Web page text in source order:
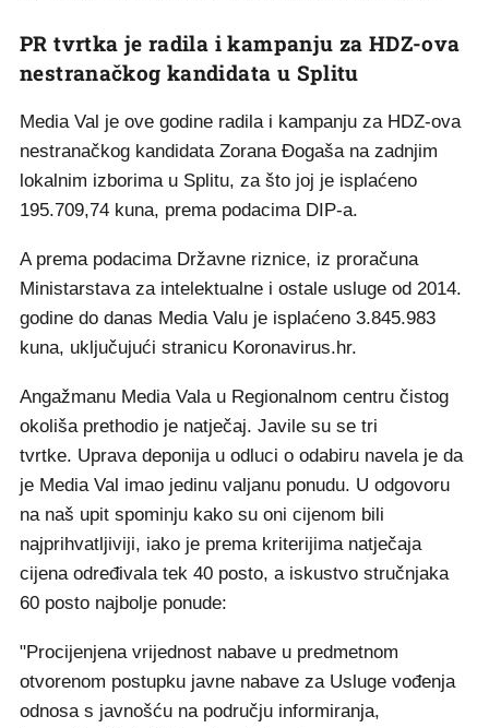
PR tvrtka je radila i kampanju za HDZ-ova
nestranačkog kandidata u Splitu
Media Val je ove godine radila i kampanju za HDZ-ova
nestranačkog kandidata Zorana Đogaša na zadnjim
lokalnim izborima u Splitu, za što joj je isplaćeno
195.709,74 kuna, prema podacima DIP-a.
A prema podacima Državne riznice, iz proračuna
Ministarstava za intelektualne i ostale usluge od 2014.
godine do danas Media Valu je isplaćeno 3.845.983
kuna, uključujući stranicu Koronavirus.hr.
Angažmanu Media Vala u Regionalnom centru čistog
okoliša prethodio je natječaj. Javile su se tri
tvrtke. Uprava deponija u odluci o odabiru navela je da
je Media Val imao jedinu valjanu ponudu. U odgovoru
na naš upit spominju kako su oni cijenom bili
najprihvatljiviji, iako je prema kriterijima natječaja
cijena određivala tek 40 posto, a iskustvo stručnjaka
60 posto najbolje ponude:
"Procijenjena vrijednost nabave u predmetnom
otvorenom postupku javne nabave za Usluge vođenja
odnosa s javnošću na području informiranja,